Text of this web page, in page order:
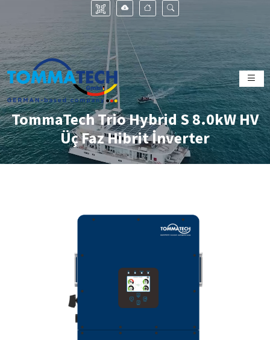
TommaTech Trio Hybrid S 8.0kW HV
Üç Faz Hibrit İnverter